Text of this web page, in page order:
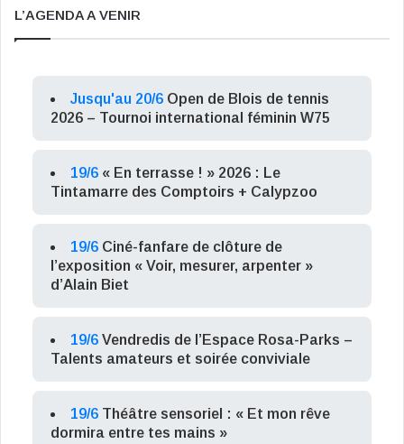
L’AGENDA A VENIR
Jusqu'au 20/6 Open de Blois de tennis
2026 – Tournoi international féminin W75
19/6 « En terrasse ! » 2026 : Le
Tintamarre des Comptoirs + Calypzoo
19/6 Ciné-fanfare de clôture de
l’exposition « Voir, mesurer, arpenter »
d’Alain Biet
19/6 Vendredis de l’Espace Rosa-Parks –
Talents amateurs et soirée conviviale
19/6 Théâtre sensoriel : « Et mon rêve
dormira entre tes mains »